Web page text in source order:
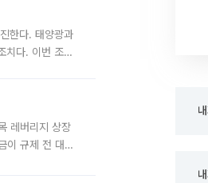
한다. 태양광과
치다. 이번 조처
레버리지 상장
이 규제 전 대비